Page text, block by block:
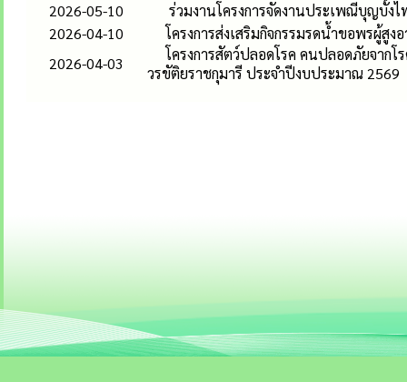
2026-05-10
ร่วมงานโครงการจัดงานประเพณีบุญบั้
2026-04-10
โครงการส่งเสริมกิจกรรมรดน้ำขอพรผู้
2026-04-03
โครงการสัตว์ปลอดโรค คนปลอดภัยจาก
วรขัติยราชกุมารี ประจำปีงบประมาณ 2569